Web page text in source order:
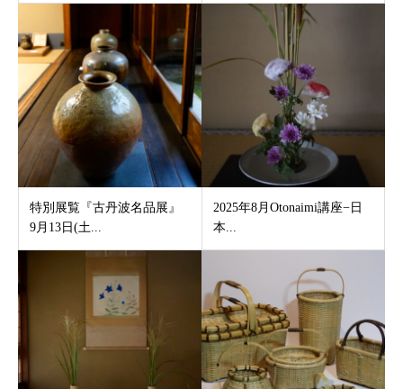
特別展覧『古丹波名品展』
9月13日(土...
2025年8月Otonaimi講座−日
本...